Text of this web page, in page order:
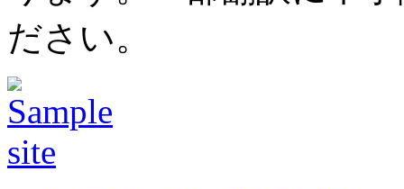
ださい。